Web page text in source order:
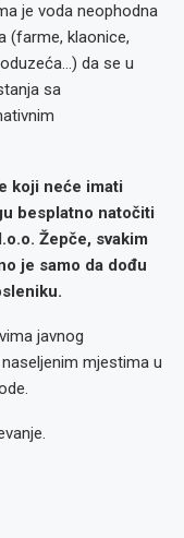
je voda neophodna
(farme, klaonice,
da se u
sa
koji neće imati
besplatno natočiti
Žepče, svakim
je samo da dođu
javnog
mjestima u